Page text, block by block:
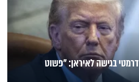
בגישה לאיראן: "פשוט